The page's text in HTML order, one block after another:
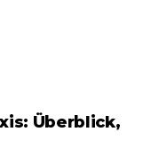
Überblick,